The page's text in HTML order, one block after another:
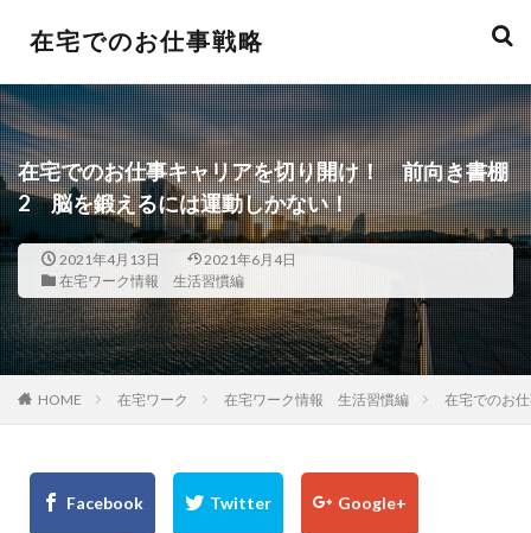
在宅でのお仕事戦略
在宅でのお仕事キャリアを切り開け！ 前向き書棚
2 脳を鍛えるには運動しかない！
2021年4月13日
2021年6月4日
在宅ワーク情報 生活習慣編
HOME 在宅ワーク 在宅ワーク情報 生活習慣編 在宅でのお